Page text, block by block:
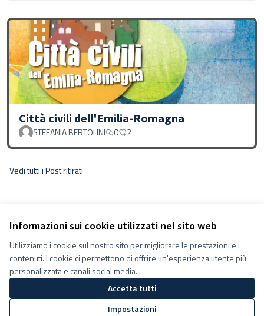
Informazioni sui cookie utilizzati nel sito web
Utilizziamo i cookie sul nostro sito per migliorare le prestazioni e i
contenuti. I cookie ci permettono di offrire un'esperienza utente più
personalizzata e canali social media.
Accetta tutti
Impostazioni
Città civili dell'Emilia-Romagna
STEFANIA BERTOLINI 0 2
Vedi tutti i Post ritirati